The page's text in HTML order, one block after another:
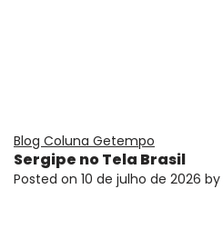
Blog Coluna Getempo
Sergipe no Tela Brasil
Posted on 10 de julho de 2026 by